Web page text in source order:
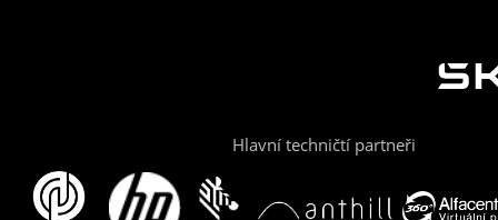
Hlavní techničtí partneři